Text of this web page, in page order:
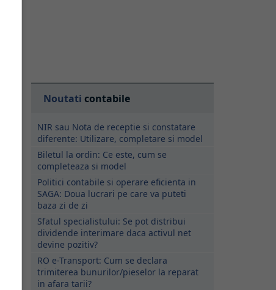
Noutati contabile
NIR sau Nota de receptie si constatare
diferente: Utilizare, completare si model
Biletul la ordin: Ce este, cum se
completeaza si model
Politici contabile si operare eficienta in
SAGA: Doua lucrari pe care va puteti
baza zi de zi
Sfatul specialistului: Se pot distribui
dividende interimare daca activul net
devine pozitiv?
RO e-Transport: Cum se declara
trimiterea bunurilor/pieselor la reparat
in afara tarii?